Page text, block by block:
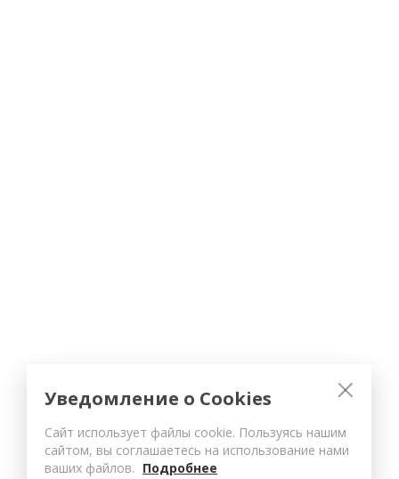
Уведомление о Cookies
Сайт использует файлы cookie. Пользуясь нашим
сайтом, вы соглашаетесь на использование нами
ваших файлов. Подробнее